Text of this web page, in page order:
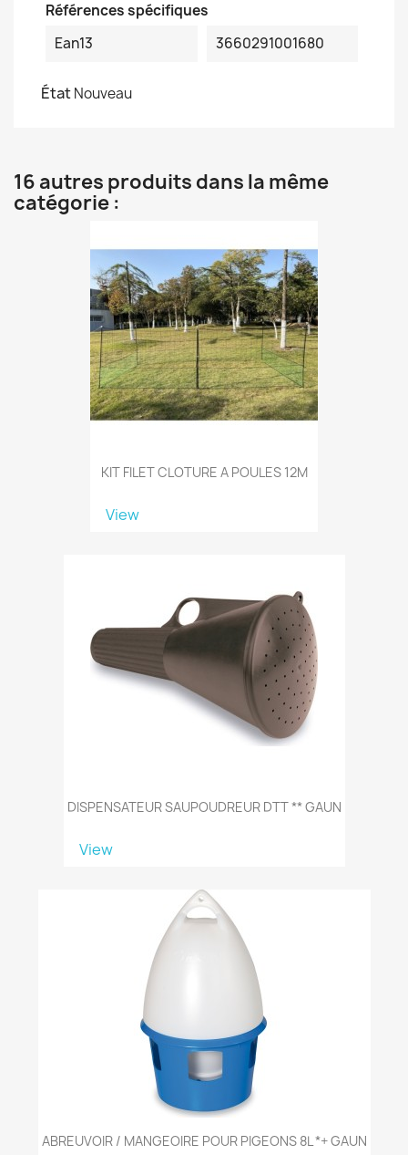
Références spécifiques
Ean13
3660291001680
ÉtatNouveau
16 autres produits dans la même
catégorie :
KIT FILET CLOTURE A POULES 12M
View
DISPENSATEUR SAUPOUDREUR DTT ** GAUN
View
ABREUVOIR / MANGEOIRE POUR PIGEONS 8L *+ GAUN